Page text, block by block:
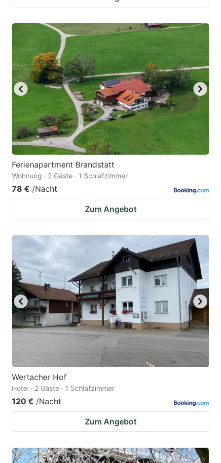
Ferienapartment Brandstatt
Wohnung · 2 Gäste · 1 Schlafzimmer
78 € /Nacht
Zum Angebot
Wertacher Hof
Hotel · 2 Gäste · 1 Schlafzimmer
120 € /Nacht
Zum Angebot